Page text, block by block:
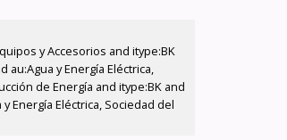
y Accesorios and itype:BK
au:Agua y Energía Eléctrica,
de Energía and itype:BK and
Energía Eléctrica, Sociedad del